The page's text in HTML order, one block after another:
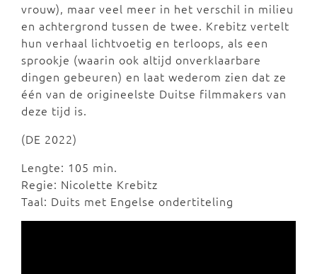
vrouw), maar veel meer in het verschil in milieu
en achtergrond tussen de twee. Krebitz vertelt
hun verhaal lichtvoetig en terloops, als een
sprookje (waarin ook altijd onverklaarbare
dingen gebeuren) en laat wederom zien dat ze
één van de origineelste Duitse filmmakers van
deze tijd is.
(DE 2022)
Lengte: 105 min.
Regie: Nicolette Krebitz
Taal: Duits met Engelse ondertiteling